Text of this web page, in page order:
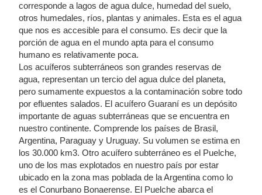
corresponde a lagos de agua dulce, humedad del suelo,
otros humedales, ríos, plantas y animales. Esta es el agua
que nos es accesible para el consumo. Es decir que la
porción de agua en el mundo apta para el consumo
humano es relativamente poca.
Los acuíferos subterráneos son grandes reservas de
agua, representan un tercio del agua dulce del planeta,
pero sumamente expuestos a la contaminación sobre todo
por efluentes salados. El acuífero Guaraní es un depósito
importante de aguas subterráneas que se encuentra en
nuestro continente. Comprende los países de Brasil,
Argentina, Paraguay y Uruguay. Su volumen se estima en
los 30.000 km3. Otro acuífero subterráneo es el Puelche,
uno de los mas explotados en nuestro país por estar
ubicado en la zona mas poblada de la Argentina como lo
es el Conurbano Bonaerense. El Puelche abarca el